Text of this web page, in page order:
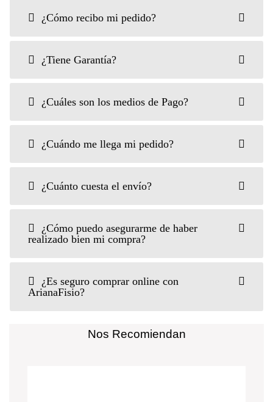
¿Cómo recibo mi pedido?
¿Tiene Garantía?
¿Cuáles son los medios de Pago?
¿Cuándo me llega mi pedido?
¿Cuánto cuesta el envío?
¿Cómo puedo asegurarme de haber
realizado bien mi compra?
¿Es seguro comprar online con
ArianaFisio?
Nos Recomiendan